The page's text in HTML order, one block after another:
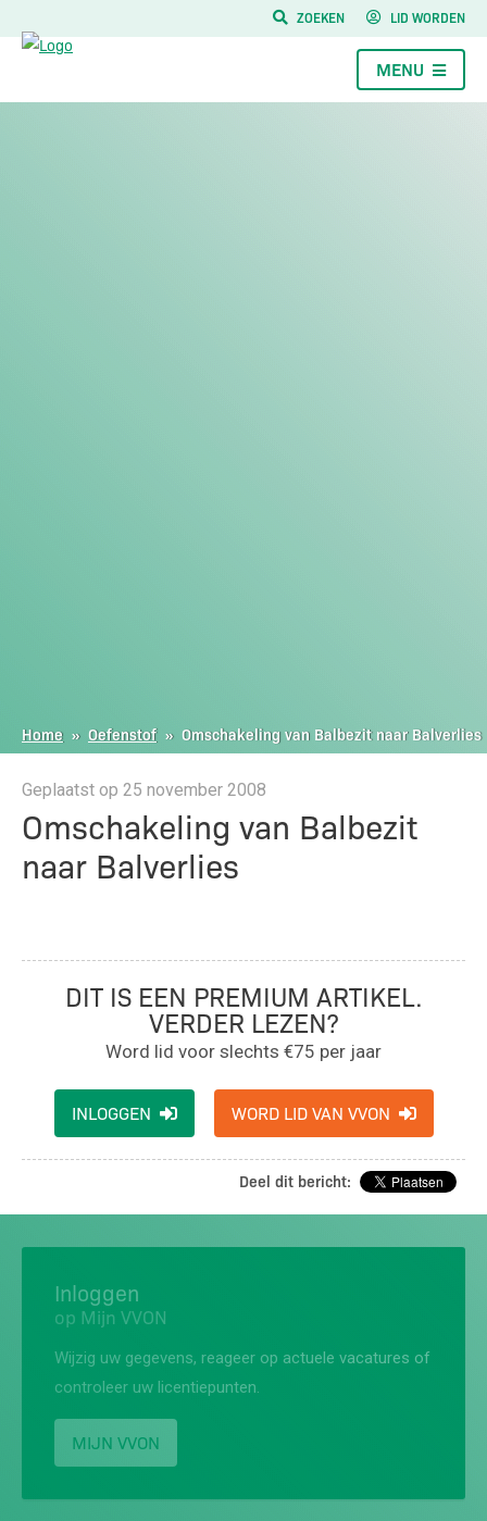
ZOEKEN LID WORDEN
MENU
Home » Oefenstof » Omschakeling van Balbezit naar Balverlies
Geplaatst op 25 november 2008
Omschakeling van Balbezit
naar Balverlies
DIT IS EEN PREMIUM ARTIKEL.
VERDER LEZEN?
Word lid voor slechts €75 per jaar
INLOGGEN WORD LID VAN VVON
Deel dit bericht:
Inloggen
op Mijn VVON
Wijzig uw gegevens, reageer op actuele vacatures of
controleer uw licentiepunten.
MIJN VVON